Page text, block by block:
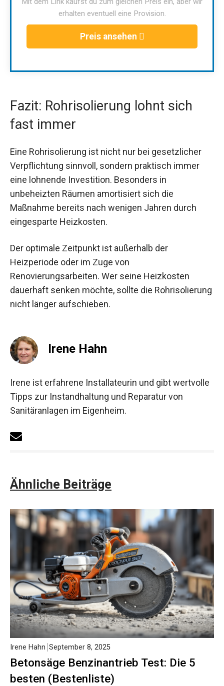
erhalten eventuell eine Provision.
Preis ansehen
Fazit: Rohrisolierung lohnt sich
fast immer
Eine Rohrisolierung ist nicht nur bei gesetzlicher
Verpflichtung sinnvoll, sondern praktisch immer
eine lohnende Investition. Besonders in
unbeheizten Räumen amortisiert sich die
Maßnahme bereits nach wenigen Jahren durch
eingesparte Heizkosten.
Der optimale Zeitpunkt ist außerhalb der
Heizperiode oder im Zuge von
Renovierungsarbeiten. Wer seine Heizkosten
dauerhaft senken möchte, sollte die Rohrisolierung
nicht länger aufschieben.
Irene Hahn
Irene ist erfahrene Installateurin und gibt wertvolle
Tipps zur Instandhaltung und Reparatur von
Sanitäranlagen im Eigenheim.
Ähnliche Beiträge
Betonsäge Benzinantrieb Test: Die 5
besten (Bestenliste)
Irene Hahn September 8, 2025